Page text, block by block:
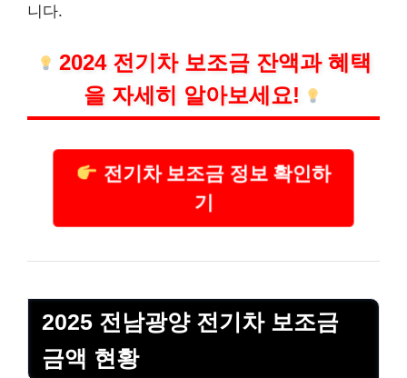
니다.
2024 전기차 보조금 잔액과 혜택
을 자세히 알아보세요!
전기차 보조금 정보 확인하
기
2025 전남광양 전기차 보조금
금액 현황